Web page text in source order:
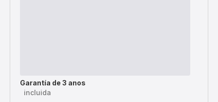
Garantía de 3 anos
incluida